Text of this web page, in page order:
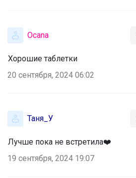
Ocana
Хорошие таблетки
20 сентября, 2024 06:02
Таня_У
Лучше пока не встретила❤️
19 сентября, 2024 19:07